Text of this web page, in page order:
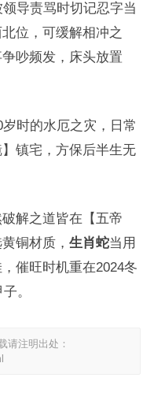
导责骂时切记忍字当
位，可缓解相冲之
吵频发，床头放置
时的水厄之灾，日常
镇宅，方保后半生无
解之道皆在【五帝
铜材质， 生肖蛇当用
催旺时机重在2024冬
。
请注明出处：